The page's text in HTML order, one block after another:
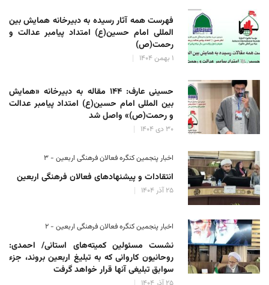
فهرست همه آثار رسیده به دبیرخانه همایش بین
المللی امام حسین(ع) امتداد پیامبر عدالت و
رحمت(ص)
۱ بهمن ۱۴۰۴
حسینی عارف: ۱۴۴ مقاله به دبیرخانه «همایش
بین المللی امام حسین(ع) امتداد پیامبر عدالت
و رحمت(ص)» واصل شد
۳۰ دی ۱۴۰۴
اخبار پنجمین کنگره فعالان فرهنگی اربعین - ۳
انتقادات و پیشنهادهای فعالان فرهنگی اربعین
۲۵ آذر ۱۴۰۴
اخبار پنجمین کنگره فعالان فرهنگی اربعین - ۲
نشست مسئولین کمیته‌های استانی/ احمدی:
روحانیون کاروانی که به تبلیغ اربعین بروند، جزء
سوابق تبلیغی آنها قرار خواهد گرفت